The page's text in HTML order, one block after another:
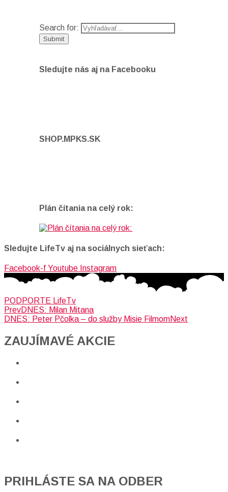
Search for:
Sledujte nás aj na Facebooku
SHOP.MPKS.SK
Plán čítania na celý rok:
Sledujte LifeTv aj na sociálnych sieťach:
Facebook-f Youtube Instagram
PODPORTE LifeTv
PrevDNES: Milan Mitana
DNES: Peter Pčolka – do služby Misie FilmomNext
ZAUJÍMAVÉ AKCIE​
PRIHLÁSTE SA NA ODBER